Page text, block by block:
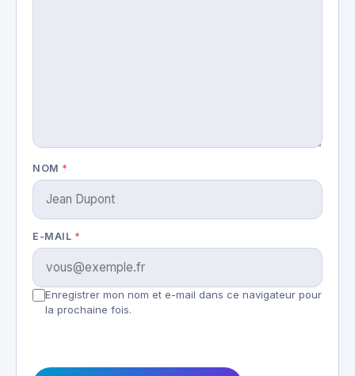
NOM *
E-MAIL *
Enregistrer mon nom et e-mail dans ce navigateur pour
la prochaine fois.